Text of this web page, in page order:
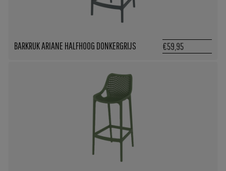
BARKRUK ARIANE HALFHOOG DONKERGRIJS €59,95